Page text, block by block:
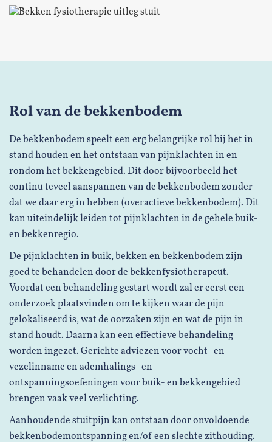
Rol van de bekkenbodem
De bekkenbodem speelt een erg belangrijke rol bij het in
stand houden en het ontstaan van pijnklachten in en
rondom het bekkengebied. Dit door bijvoorbeeld het
continu teveel aanspannen van de bekkenbodem zonder
dat we daar erg in hebben (overactieve bekkenbodem). Dit
kan uiteindelijk leiden tot pijnklachten in de gehele buik-
en bekkenregio.
De pijnklachten in buik, bekken en bekkenbodem zijn
goed te behandelen door de bekkenfysiotherapeut.
Voordat een behandeling gestart wordt zal er eerst een
onderzoek plaatsvinden om te kijken waar de pijn
gelokaliseerd is, wat de oorzaken zijn en wat de pijn in
stand houdt. Daarna kan een effectieve behandeling
worden ingezet. Gerichte adviezen voor vocht- en
vezelinname en ademhalings- en
ontspanningsoefeningen voor buik- en bekkengebied
brengen vaak veel verlichting.
Aanhoudende stuitpijn kan ontstaan door onvoldoende
bekkenbodemontspanning en/of een slechte zithouding.